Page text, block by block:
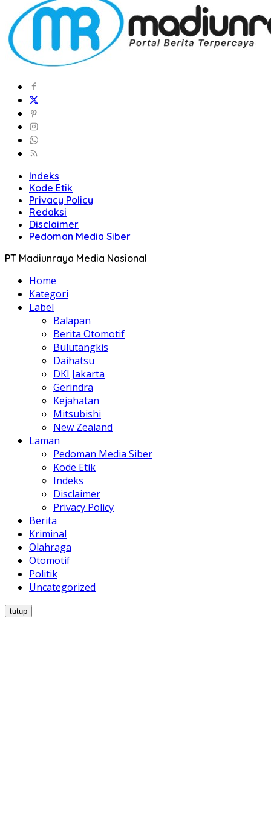
Indeks
Kode Etik
Privacy Policy
Redaksi
Disclaimer
Pedoman Media Siber
PT Madiunraya Media Nasional
Home
Kategori
Label
Balapan
Berita Otomotif
Bulutangkis
Daihatsu
DKI Jakarta
Gerindra
Kejahatan
Mitsubishi
New Zealand
Laman
Pedoman Media Siber
Kode Etik
Indeks
Disclaimer
Privacy Policy
Berita
Kriminal
Olahraga
Otomotif
Politik
Uncategorized
tutup